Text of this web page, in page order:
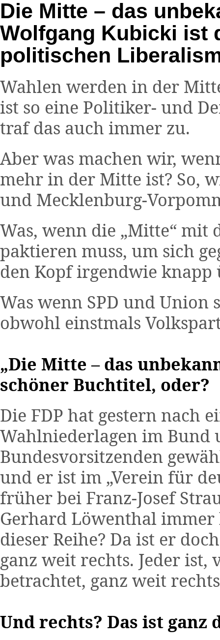
Die Mitte – das
Wolfgang Kubicki ist
politischen
Wahlen werden in der
ist so eine Politiker- und
traf das auch immer zu.
Aber was machen wir,
mehr in der Mitte ist? So,
und Mecklenburg-
Was, wenn die „Mitte“ mit
paktieren muss, um sich
den Kopf irgendwie knapp
Was wenn SPD und Union
obwohl einstmals
„Die Mitte – das
schöner Buchtitel, oder?
Die FDP hat gestern nach
Wahlniederlagen im Bund
Bundesvorsitzenden
und er ist im „Verein für
früher bei Franz-Josef
Gerhard Löwenthal
dieser Reihe? Da ist er
ganz weit rechts. Jeder
betrachtet, ganz weit
Und rechts? Das ist ganz